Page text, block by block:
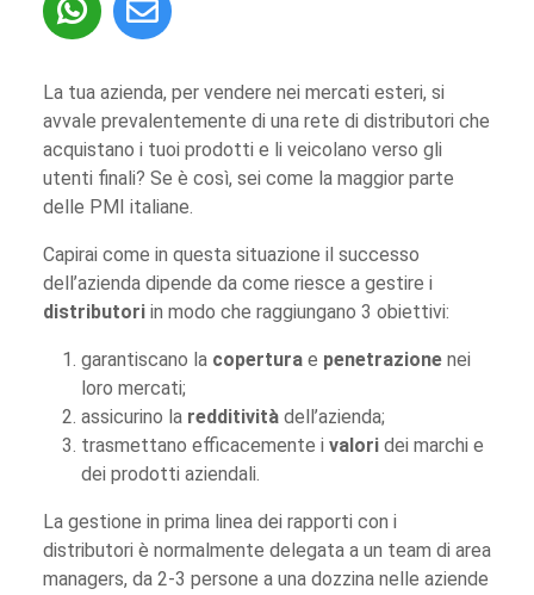
La tua azienda, per vendere nei mercati esteri, si
avvale prevalentemente di una rete di distributori che
acquistano i tuoi prodotti e li veicolano verso gli
utenti finali? Se è così, sei come la maggior parte
delle PMI italiane.
Capirai come in questa situazione il successo
dell’azienda dipende da come riesce a gestire i
distributori in modo che raggiungano 3 obiettivi:
garantiscano la copertura e penetrazione nei
loro mercati;
assicurino la redditività dell’azienda;
trasmettano efficacemente i valori dei marchi e
dei prodotti aziendali.
La gestione in prima linea dei rapporti con i
distributori è normalmente delegata a un team di area
managers, da 2-3 persone a una dozzina nelle aziende